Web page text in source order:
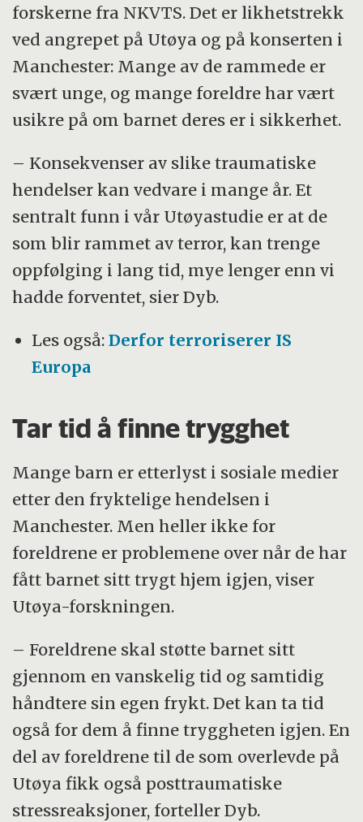
forskerne fra NKVTS. Det er likhetstrekk
ved angrepet på Utøya og på konserten i
Manchester: Mange av de rammede er
svært unge, og mange foreldre har vært
usikre på om barnet deres er i sikkerhet.
– Konsekvenser av slike traumatiske
hendelser kan vedvare i mange år. Et
sentralt funn i vår Utøyastudie er at de
som blir rammet av terror, kan trenge
oppfølging i lang tid, mye lenger enn vi
hadde forventet, sier Dyb.
Les også:Derfor terroriserer IS
Europa
Tar tid å finne trygghet
Mange barn er etterlyst i sosiale medier
etter den fryktelige hendelsen i
Manchester. Men heller ikke for
foreldrene er problemene over når de har
fått barnet sitt trygt hjem igjen, viser
Utøya-forskningen.
– Foreldrene skal støtte barnet sitt
gjennom en vanskelig tid og samtidig
håndtere sin egen frykt. Det kan ta tid
også for dem å finne tryggheten igjen. En
del av foreldrene til de som overlevde på
Utøya fikk også posttraumatiske
stressreaksjoner, forteller Dyb.